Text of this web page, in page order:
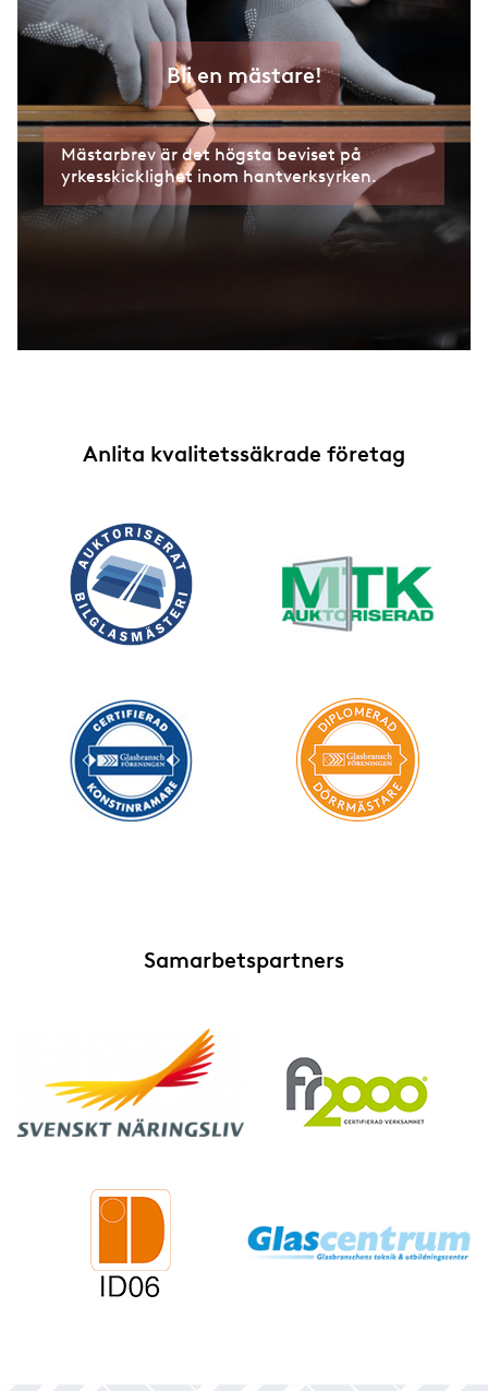
Bli en mästare!
Mästarbrev är det högsta beviset på
yrkesskicklighet inom hantverksyrken.
Anlita kvalitetssäkrade företag
Samarbetspartners